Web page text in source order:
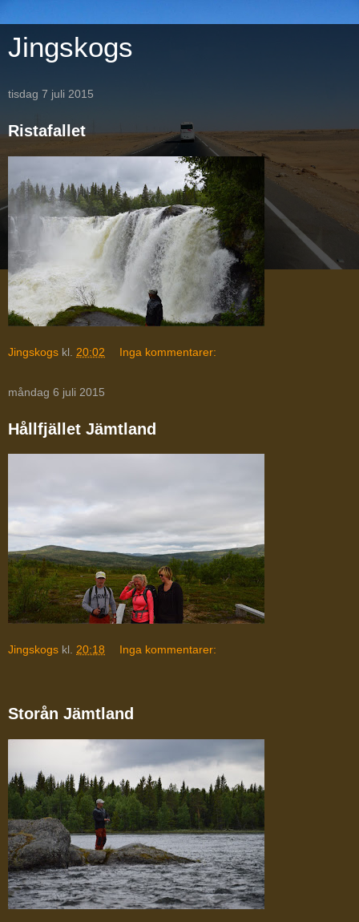
Jingskogs
tisdag 7 juli 2015
Ristafallet
Jingskogs kl. 20:02 Inga kommentarer:
måndag 6 juli 2015
Hållfjället Jämtland
Jingskogs kl. 20:18 Inga kommentarer:
Storån Jämtland